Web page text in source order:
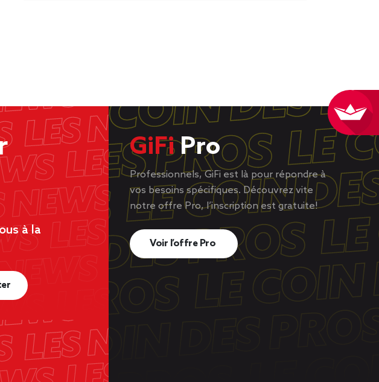
à la
GiFiPro
Professionnels, GiFi est là pour répondre à
vos besoins spécifiques. Découvrez vite
notre offre Pro, l’inscription est gratuite!
Voir l’offre Pro